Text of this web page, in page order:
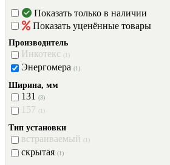
Показать только в наличии
Показать уценённые товары
Производитель
Инкотекс (1)
Энергомера (1)
Ширина, мм
131 (3)
157 (1)
Тип установки
встраиваемый (1)
скрытая (1)